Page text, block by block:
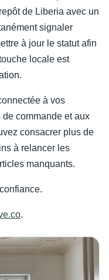
de Liberia avec un
signaler
à jour le statut afin
locale est
à vos
commande et aux
consacrer plus de
à relancer les
manquants.
.